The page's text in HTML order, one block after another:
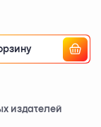
издателей